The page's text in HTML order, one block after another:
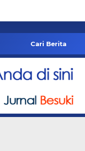
Cari Berita